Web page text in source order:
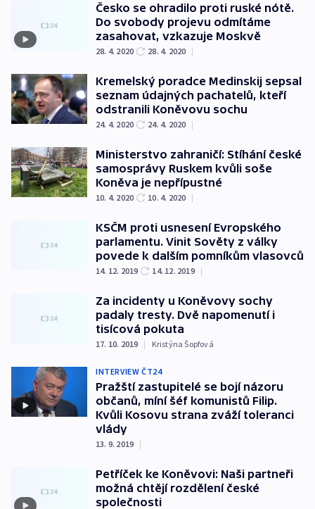
Česko se ohradilo proti ruské nótě.
Do svobody projevu odmítáme
zasahovat, vzkazuje Moskvě
28. 4. 2020 28. 4. 2020 |
Kremelský poradce Medinskij sepsal
seznam údajných pachatelů, kteří
odstranili Koněvovu sochu
24. 4. 2020 24. 4. 2020 |
Ministerstvo zahraničí: Stíhání české
samosprávy Ruskem kvůli soše
Koněva je nepřípustné
10. 4. 2020 10. 4. 2020 |
KSČM proti usnesení Evropského
parlamentu. Vinit Sověty z války
povede k dalším pomníkům vlasovců
14. 12. 2019 14. 12. 2019 |
Za incidenty u Koněvovy sochy
padaly tresty. Dvě napomenutí i
tisícová pokuta
17. 10. 2019 | Kristýna Šopfová
INTERVIEW ČT24
Pražští zastupitelé se bojí názoru
občanů, míní šéf komunistů Filip.
Kvůli Kosovu strana zváží toleranci
vlády
13. 9. 2019 |
Petříček ke Koněvovi: Naši partneři
možná chtějí rozdělení české
společnosti